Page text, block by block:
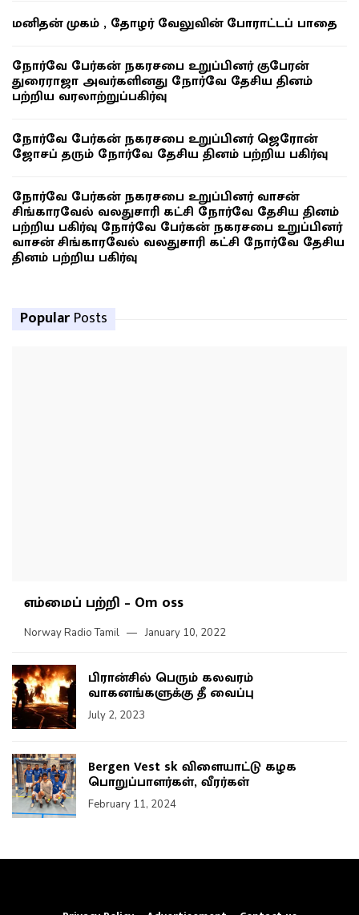
மனிதன் முகம் , தோழர் வேலுவின் போராட்டப் பாதை
நோர்வே பேர்கன் நகரசபை உறுப்பினர் குபேரன்
துரைராஜா அவர்களினது நோர்வே தேசிய தினம்
பற்றிய வரலாற்றுப்பகிர்வு
நோர்வே பேர்கன் நகரசபை உறுப்பினர் ஜெரோன்
ஜோசப் தரும் நோர்வே தேசிய தினம் பற்றிய பகிர்வு
நோர்வே பேர்கன் நகரசபை உறுப்பினர் வாசன்
சிங்காரவேல் வலதுசாரி கட்சி நோர்வே தேசிய தினம்
பற்றிய பகிர்வு நோர்வே பேர்கன் நகரசபை உறுப்பினர்
வாசன் சிங்காரவேல் வலதுசாரி கட்சி நோர்வே தேசிய
தினம் பற்றிய பகிர்வு
Popular Posts
எம்மைப் பற்றி – Om oss
Norway Radio Tamil January 10, 2022
பிரான்சில் பெரும் கலவரம்
வாகனங்களுக்கு தீ வைப்பு
July 2, 2023
Bergen Vest sk விளையாட்டு கழக
பொறுப்பாளர்கள், வீரர்கள்
February 11, 2024